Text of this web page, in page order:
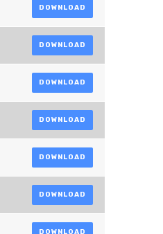
DOWNLOAD
DOWNLOAD
DOWNLOAD
DOWNLOAD
DOWNLOAD
DOWNLOAD
DOWNLOAD